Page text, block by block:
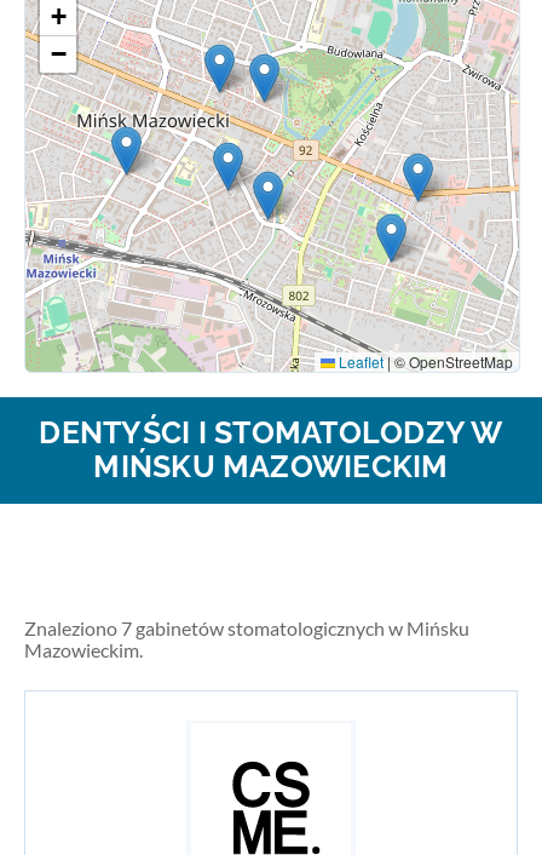
+
−
Leaflet |© OpenStreetMap
DENTYŚCI I STOMATOLODZY W
MIŃSKU MAZOWIECKIM
Znaleziono 7 gabinetów stomatologicznych w Mińsku
Mazowieckim.